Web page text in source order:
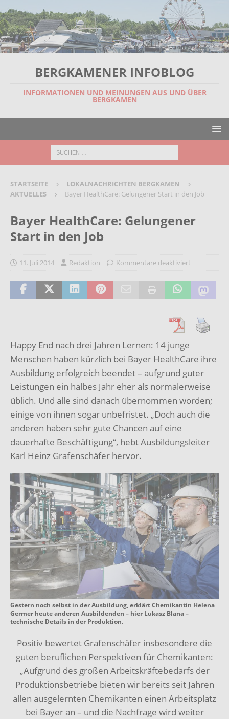
BERGKAMENER INFOBLOG
INFORMATIONEN UND MEINUNGEN AUS UND ÜBER
BERGKAMEN
STARTSEITE
LOKALNACHRICHTEN BERGKAMEN
AKTUELLES
Bayer HealthCare: Gelungener Start in den Job
Bayer HealthCare: Gelungener
Start in den Job
11. Juli 2014 Redaktion Kommentare deaktiviert
Happy End nach drei Jahren Lernen: 14 junge
Menschen haben kürzlich bei Bayer HealthCare ihre
Ausbildung erfolgreich beendet – aufgrund guter
Leistungen ein halbes Jahr eher als normalerweise
üblich. Und alle sind danach übernommen worden;
einige von ihnen sogar unbefristet. „Doch auch die
anderen haben sehr gute Chancen auf eine
dauerhafte Beschäftigung“, hebt Ausbildungsleiter
Karl Heinz Grafenschäfer hervor.
Gestern noch selbst in der Ausbildung, erklärt Chemikantin Helena
Germer heute anderen Ausbildenden – hier Lukasz Blana –
technische Details in der Produktion.
Positiv bewertet Grafenschäfer insbesondere die
guten beruflichen Perspektiven für Chemikanten:
„Aufgrund des großen Arbeitskräftebedarfs der
Produktionsbetriebe bieten wir bereits seit Jahren
allen ausgelernten Chemikanten einen Arbeitsplatz
bei Bayer an – und die Nachfrage wird weiter